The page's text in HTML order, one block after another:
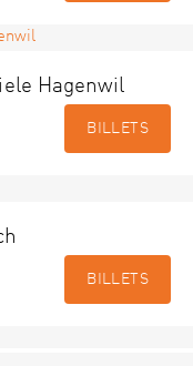
Hagenwil
BILLETS
BILLETS